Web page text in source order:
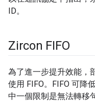
ID。
Zircon FIFO
為了進一步提升效能，
使用 FIFO。FIFO 可降
中一個限制是無法轉移